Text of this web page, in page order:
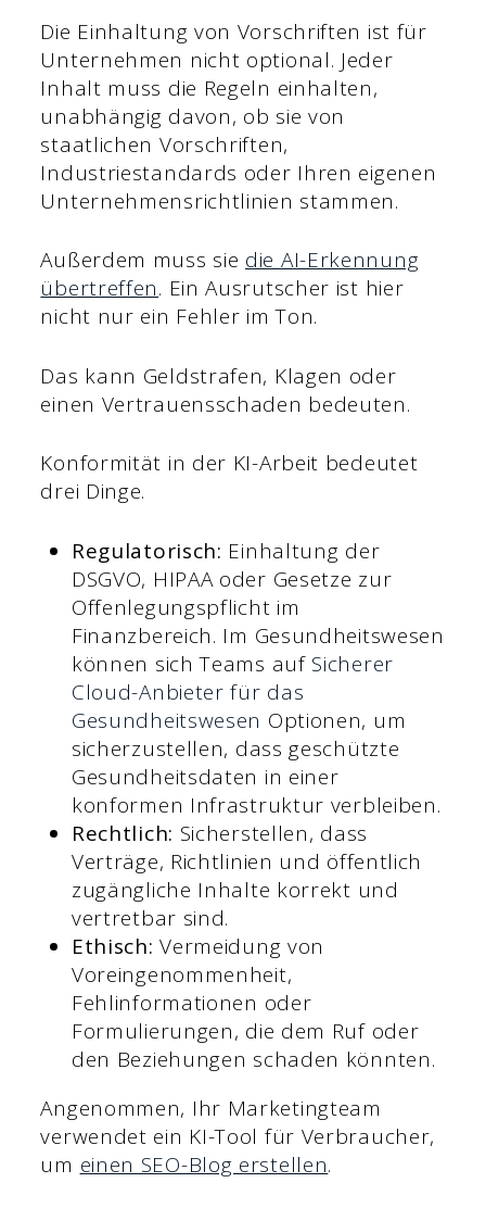
Die Einhaltung von Vorschriften ist für
Unternehmen nicht optional. Jeder
Inhalt muss die Regeln einhalten,
unabhängig davon, ob sie von
staatlichen Vorschriften,
Industriestandards oder Ihren eigenen
Unternehmensrichtlinien stammen.
Außerdem muss sie die AI-Erkennung
übertreffen. Ein Ausrutscher ist hier
nicht nur ein Fehler im Ton.
Das kann Geldstrafen, Klagen oder
einen Vertrauensschaden bedeuten.
Konformität in der KI-Arbeit bedeutet
drei Dinge.
Regulatorisch: Einhaltung der
DSGVO, HIPAA oder Gesetze zur
Offenlegungspflicht im
Finanzbereich. Im Gesundheitswesen
können sich Teams auf Sicherer
Cloud-Anbieter für das
Gesundheitswesen Optionen, um
sicherzustellen, dass geschützte
Gesundheitsdaten in einer
konformen Infrastruktur verbleiben.
Rechtlich: Sicherstellen, dass
Verträge, Richtlinien und öffentlich
zugängliche Inhalte korrekt und
vertretbar sind.
Ethisch:Vermeidung von
Voreingenommenheit,
Fehlinformationen oder
Formulierungen, die dem Ruf oder
den Beziehungen schaden könnten.
Angenommen, Ihr Marketingteam
verwendet ein KI-Tool für Verbraucher,
um einen SEO-Blog erstellen.